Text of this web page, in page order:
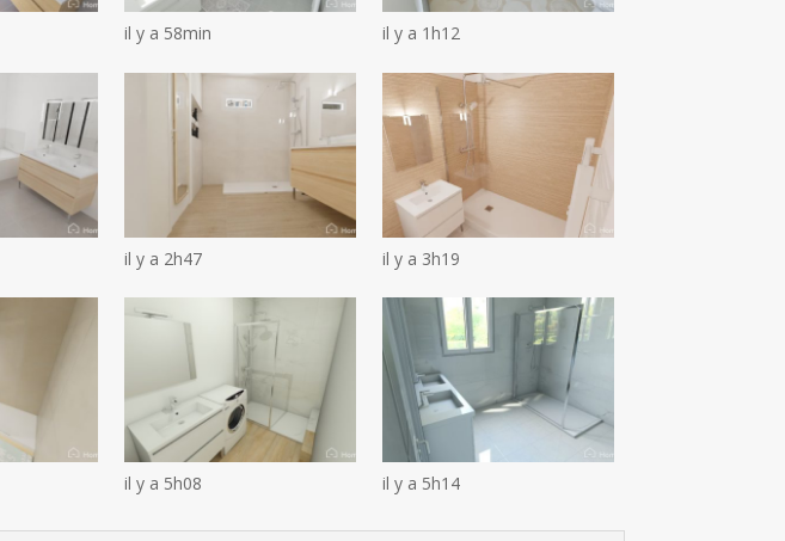
il y a 58min il y a 1h12
il y a 2h47 il y a 3h19
il y a 5h08 il y a 5h14